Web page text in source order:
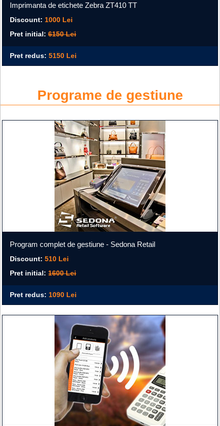
Imprimanta de etichete Zebra ZT410 TT
Discount: 1000 Lei
Pret initial:6150 Lei
Pret redus:5150 Lei
Programe de gestiune
Program complet de gestiune - Sedona Retail
Discount:510 Lei
Pret initial:1600 Lei
Pret redus: 1090 Lei